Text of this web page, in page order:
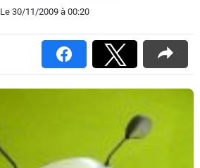
Le 30/11/2009 à 00:20